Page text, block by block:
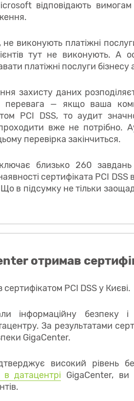
відповідають
виконують платіжні
тут не виконують. А
платіжні послуги бізнесу
захисту даних
перевага — якщо ваша
PCI DSS, то аудит
вже не потрібно.
перевірка закінчиться.
близько 260 завдань
сертифіката PCI
в підсумку не тільки
отримав
PCI DSS у Києві.
інформаційну безпеку і
За результатами
GigaCenter.
високий рівень
датацентрі GigaCenter, ви